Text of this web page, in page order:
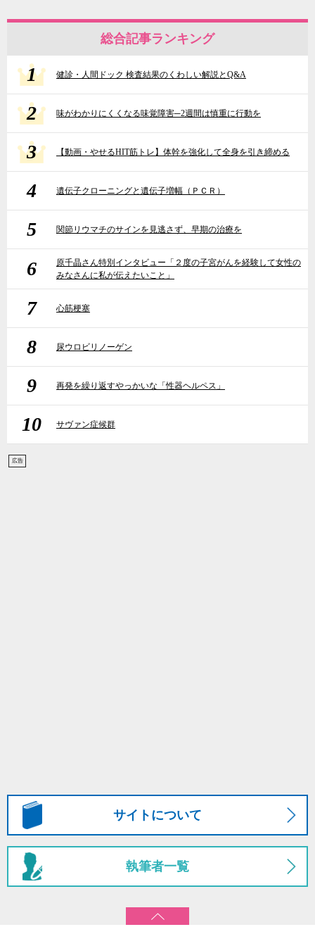
総合記事ランキング
1 健診・人間ドック 検査結果のくわしい解説とQ&A
2 味がわかりにくくなる味覚障害─2週間は慎重に行動を
3 【動画・やせるHIT筋トレ】体幹を強化して全身を引き締める
4 遺伝子クローニングと遺伝子増幅（ＰＣＲ）
5 関節リウマチのサインを見逃さず、早期の治療を
6
原千晶さん特別インタビュー「２度の子宮がんを経験して女性の
みなさんに私が伝えたいこと」
7 心筋梗塞
8 尿ウロビリノーゲン
9 再発を繰り返すやっかいな「性器ヘルペス」
10 サヴァン症候群
広告
サイトについて
執筆者一覧